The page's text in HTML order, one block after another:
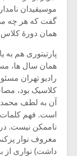
موسیقیدان
گفت که هر چه
همان دورۀ کلاس
پارتیتوری هم به
همان سال ها،
رادیو تهران
کلاسیک بود،
آن به لطف
است. فهم
ناممکن نیست.
معروف نوار
داشت) نواری از